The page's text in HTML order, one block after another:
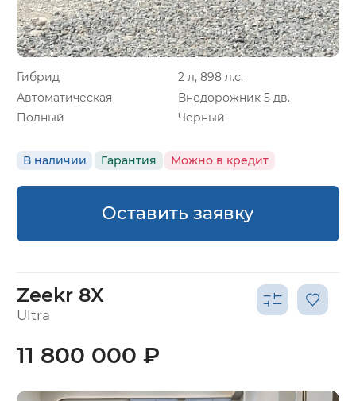
Гибрид
2 л, 898 л.с.
Автоматическая
Внедорожник 5 дв.
Полный
Черный
В наличии Гарантия Можно в кредит
Оставить заявку
Zeekr 8X
Ultra
11 800 000 ₽